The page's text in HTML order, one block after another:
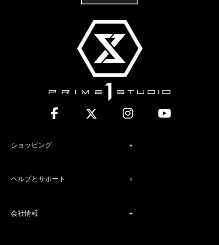
ショッピング
ヘルプとサポート
会社情報